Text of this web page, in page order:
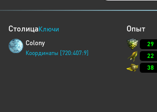
СтолицаКлючи
Colony
Координаты [720:407:9]
Опыт
29
22
38